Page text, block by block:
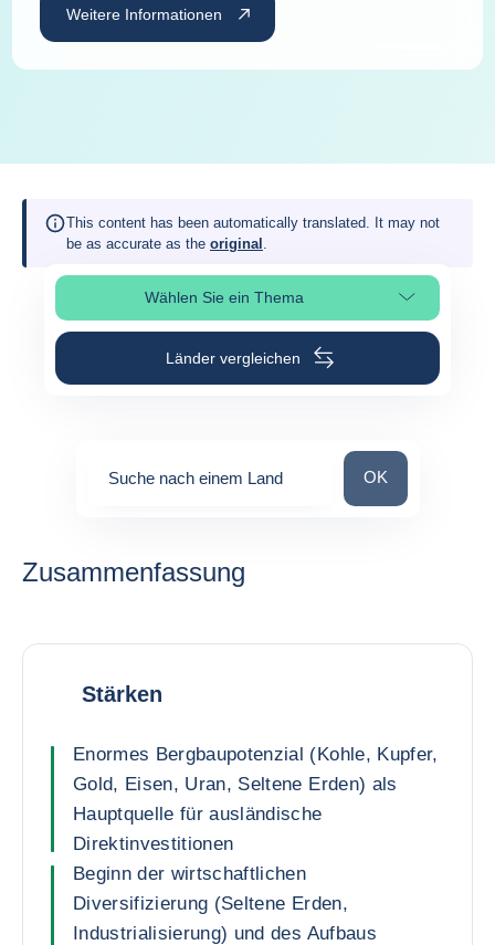
Weitere Informationen
This content has been automatically translated. It may not
be as accurate as the original .
Wählen Sie ein ThemaSeitenabschnitt auswählen
Länder vergleichen
Suche nach einem Land Suche nach
OK
Zusammenfassung
Stärken
Enormes Bergbaupotenzial (Kohle, Kupfer,
Gold, Eisen, Uran, Seltene Erden) als
Hauptquelle für ausländische
Direktinvestitionen
Beginn der wirtschaftlichen
Diversifizierung (Seltene Erden,
Industrialisierung) und des Aufbaus